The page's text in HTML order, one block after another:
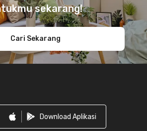
sekarang!
Cari Sekarang
Download Aplikasi